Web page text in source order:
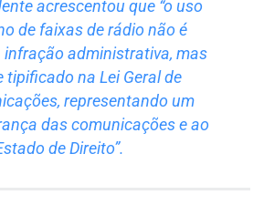
acrescentou que “o uso
de faixas de rádio não é
infração administrativa, mas
tipificado na Lei Geral de
representando um
das comunicações e ao
de Direito”.